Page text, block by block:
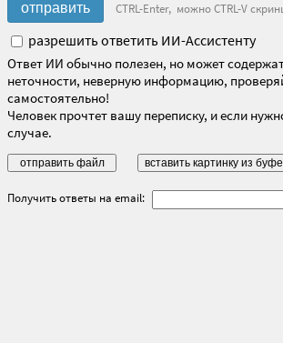
CTRL-Enter, можно CTRL-V
разрешить ответить ИИ-Ассистенту
Ответ ИИ обычно полезен, но может
неточности, неверную информацию,
самостоятельно!
Человек прочтет вашу переписку, и если
случае.
Получить ответы на email: